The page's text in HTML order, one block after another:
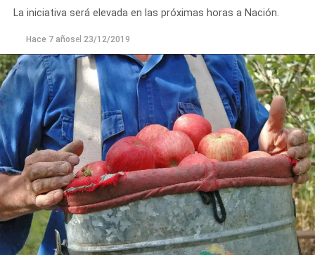
La iniciativa será elevada en las próximas horas a Nación.
Hace 7 añosel 23/12/2019